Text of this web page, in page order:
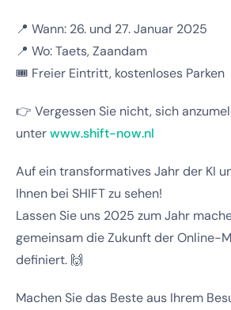
📍 Wann: 26. und 27. Januar 2025
📍 Wo: Taets, Zaandam
🎟 Freier Eintritt, kostenloses Parken
👉 Vergessen Sie nicht, sich
unterwww.shift-now.nl
Auf ein transformatives Jahr der KI
Ihnen bei SHIFT zu sehen!
Lassen Sie uns 2025 zum Jahr
gemeinsam die Zukunft der Online-
definiert. 🙌
Machen Sie das Beste aus Ihrem